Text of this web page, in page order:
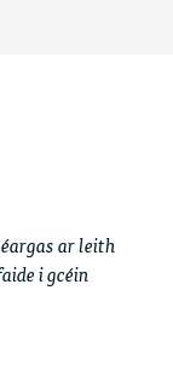
ar leith
i gcéin